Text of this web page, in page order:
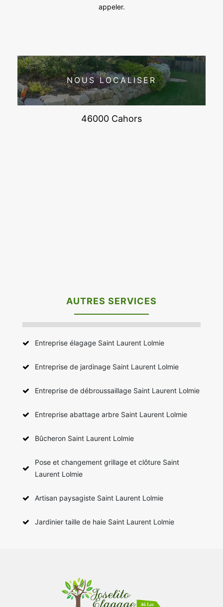
appeler.
NOUS LOCALISER
46000 Cahors
AUTRES SERVICES
Entreprise élagage Saint Laurent Lolmie
Entreprise de jardinage Saint Laurent Lolmie
Entreprise de débroussaillage Saint Laurent Lolmie
Entreprise abattage arbre Saint Laurent Lolmie
Bûcheron Saint Laurent Lolmie
Pose et changement grillage et clôture Saint
Laurent Lolmie
Artisan paysagiste Saint Laurent Lolmie
Jardinier taille de haie Saint Laurent Lolmie